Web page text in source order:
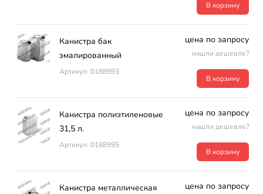
В корзину
Канистра бак
эмалированный
Артикул: 0188993
цена по запросу
нашли дешевле?
В корзину
Канистра полиэтиленовые
31,5 л.
Артикул: 0188995
цена по запросу
нашли дешевле?
В корзину
Канистра металлическая цена по запросу